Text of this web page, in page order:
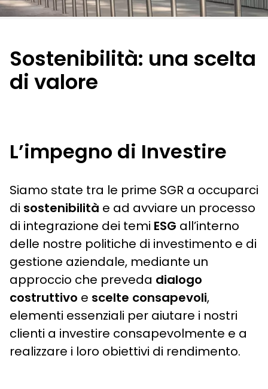
Sostenibilità: una scelta
di valore
L’impegno di Investire
Siamo state tra le prime SGR a occuparci
di sostenibilità e ad avviare un processo
di integrazione dei temi ESG all’interno
delle nostre politiche di investimento e di
gestione aziendale, mediante un
approccio che preveda dialogo
costruttivo e scelte consapevoli,
elementi essenziali per aiutare i nostri
clienti a investire consapevolmente e a
realizzare i loro obiettivi di rendimento.